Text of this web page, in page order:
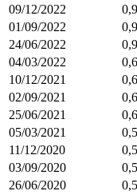
09/12/2022
01/09/2022
24/06/2022
04/03/2022
10/12/2021
02/09/2021
25/06/2021
05/03/2021
11/12/2020
03/09/2020
26/06/2020